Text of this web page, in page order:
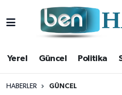
Yerel Güncel Politika
HABERLER GÜNCEL
Yerel
Güncel
Politika
Hava Durumu
Trafik Durumu
Süper Lig Puan Durumu